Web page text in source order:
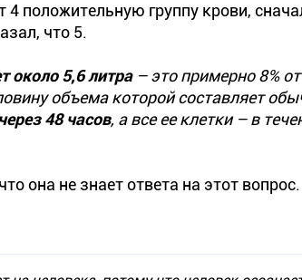
положительную группу крови,
что 5.
около 5,6 литра– это примерно 8%
объема которой составляет
48 часов, а все ее клетки – в
она не знает ответа на этот вопрос.